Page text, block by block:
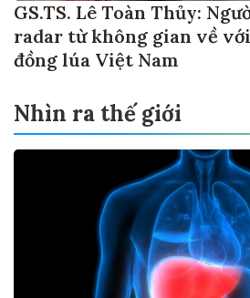
GS.TS. Lê Toàn Thủy:
radar từ không gian về
đồng lúa Việt Nam
Nhìn ra thế giới